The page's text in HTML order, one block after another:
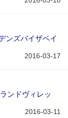
ンズバイザベイ
2016-03-17
ンドヴィレッ
2016-03-11